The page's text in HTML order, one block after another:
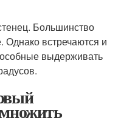
Большинство
Однако встречаются и
выдерживать